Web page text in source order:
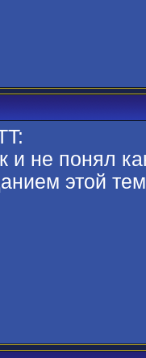
и не понял
этой